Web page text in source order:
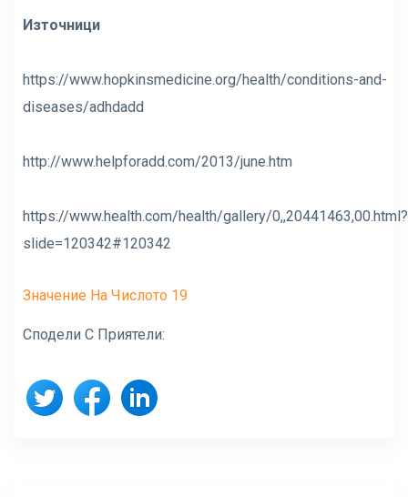
Източници
https://www.hopkinsmedicine.org/health/conditions-and-
diseases/adhdadd
http://www.helpforadd.com/2013/june.htm
https://www.health.com/health/gallery/0,,20441463,00.html?
slide=120342#120342
Значение На Числото 19
Сподели С Приятели: